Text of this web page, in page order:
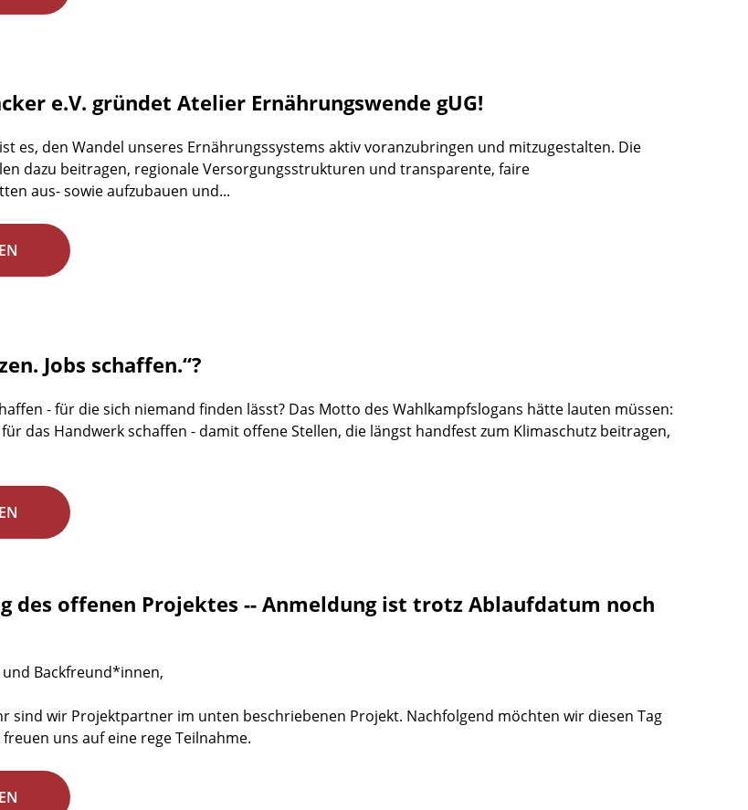
e.V. gründet Atelier Ernährungswende gUG!
es, den Wandel unseres Ernährungssystems aktiv voranzubringen und mitzugestalten. Die
dazu beitragen, regionale Versorgungsstrukturen und transparente, faire
aus- sowie aufzubauen und...
Jobs schaffen.“?
- für die sich niemand finden lässt? Das Motto des Wahlkampfslogans hätte lauten müssen:
das Handwerk schaffen - damit offene Stellen, die längst handfest zum Klimaschutz beitragen,
des offenen Projektes -- Anmeldung ist trotz Ablaufdatum noch
Backfreund*innen,
sind wir Projektpartner im unten beschriebenen Projekt. Nachfolgend möchten wir diesen Tag
uns auf eine rege Teilnahme.